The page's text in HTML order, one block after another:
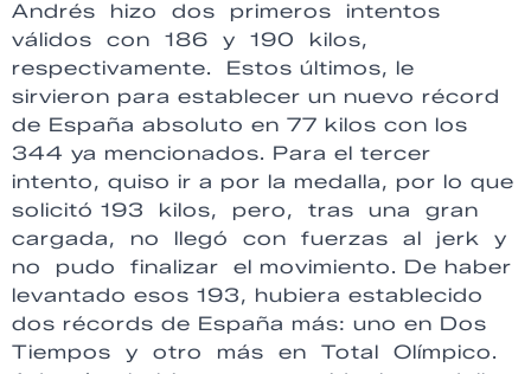
Andrés hizo dos primeros intentos
válidos con 186 y 190 kilos,
respectivamente. Estos últimos, le
sirvieron para establecer un nuevo récord
de España absoluto en 77 kilos con los
344 ya mencionados. Para el tercer
intento, quiso ir a por la medalla, por lo que
solicitó 193 kilos, pero, tras una gran
cargada, no llegó con fuerzas al jerk y
no pudo finalizar el movimiento. De haber
levantado esos 193, hubiera establecido
dos récords de España más: uno en Dos
Tiempos y otro más en Total Olímpico.